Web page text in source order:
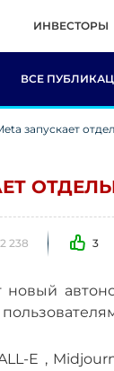
ИНВЕСТОРЫ
ВСЕ
запускает
2 238 3
новый
E ,